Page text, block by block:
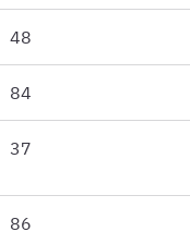
48
84
37
86